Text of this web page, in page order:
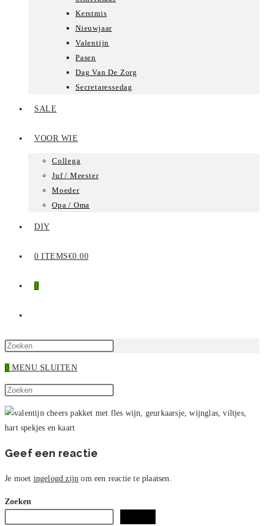
Kerstmis
Nieuwjaar
Valentijn
Pasen
Dag Van De Zorg
Secretaressedag
SALE
VOOR WIE
Collega
Juf / Meester
Moeder
Opa / Oma
DIY
0 ITEMS€0.00
0
ZOEKEN
zoekpaneel
0 MENU SLUITEN
Zoek
op
Escape
te
Geef een reactie
Je moet ingelogd zijn om een reactie te plaatsen.
Zoeken